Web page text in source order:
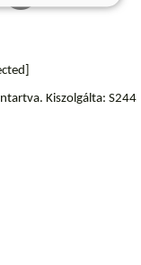
Kiszolgálta: S244